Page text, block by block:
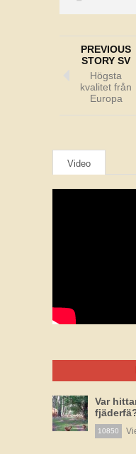
PREVIOUS
STORY SV
Högsta
kvalitet från
Europa
Video
Var
10850